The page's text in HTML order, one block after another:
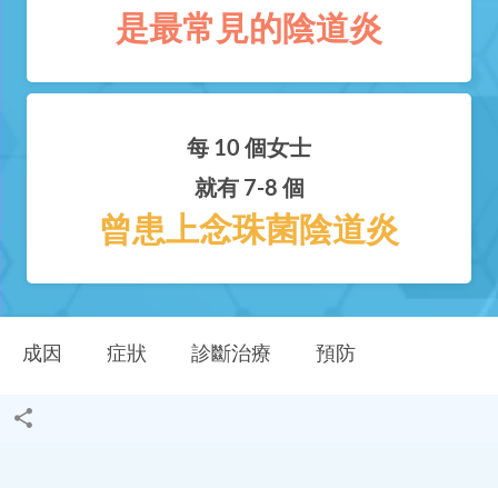
是最常見的陰道炎
每 10 個女士
就有 7-8 個
曾患上念珠菌陰道炎
成因 症狀 診斷治療 預防